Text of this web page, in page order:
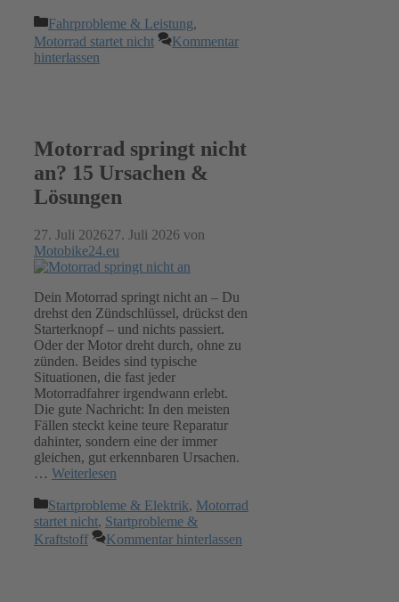
Kategorien
Fahrprobleme & Leistung,
Motorrad startet nicht
Kommentar
hinterlassen
Motorrad springt nicht
an? 15 Ursachen &
Lösungen
27. Juli 202627. Juli 2026 von
Motobike24.eu
Dein Motorrad springt nicht an – Du
drehst den Zündschlüssel, drückst den
Starterknopf – und nichts passiert.
Oder der Motor dreht durch, ohne zu
zünden. Beides sind typische
Situationen, die fast jeder
Motorradfahrer irgendwann erlebt.
Die gute Nachricht: In den meisten
Fällen steckt keine teure Reparatur
dahinter, sondern eine der immer
gleichen, gut erkennbaren Ursachen.
… Weiterlesen
Kategorien
Startprobleme & Elektrik, Motorrad
startet nicht, Startprobleme &
Kraftstoff
Kommentar hinterlassen